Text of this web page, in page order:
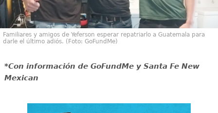
Familiares y amigos de Yeferson esperar repatriarlo a Guatemala para
darle el último adiós. (Foto: GoFundMe)
*Con información de GoFundMe y Santa Fe New
Mexican